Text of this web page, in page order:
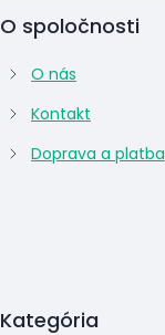
O spoločnosti
O nás
Kontakt
Doprava a platba
Kategória